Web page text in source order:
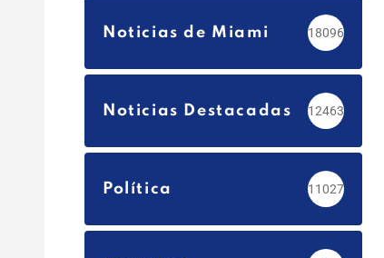
Noticias de Miami 18096
Noticias Destacadas 12463
Política 11027